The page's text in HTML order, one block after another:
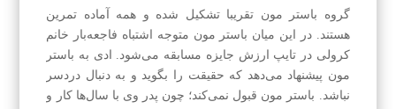
گروه باستر مون تقریبا تشکیل شده و همه آماده تمرین
هستند. در این میان باستر مون متوجه اشتباه فاجعه‌بار خانم
کرولی در تایپ ارزش جایزه مسابقه می‌شود. ادی به باستر
مون پیشنهاد می‌دهد که حقیقت را بگوید و به دنبال دردسر
نباشد. باستر مون قبول نمی‌کند؛ چون پدر وی با سال‌ها کار و